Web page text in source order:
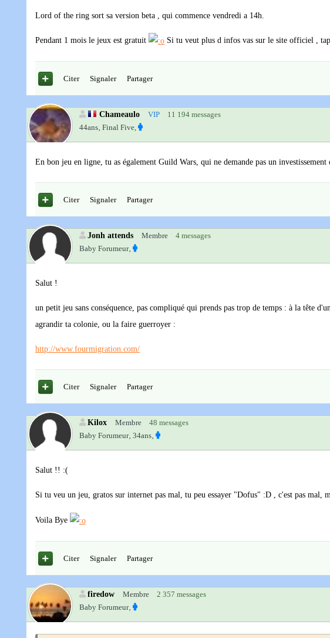
Lord of the ring sort sa version beta , qui commence vendredi a 14h.
Pendant 1 mois le jeux est gratuit Si tu veut plus d infos vas sur le site officiel ,
Citer Signaler Partager
Chameaulo VIP
11 194 messages
44ans‚ Final Five,
En bon jeu en ligne, tu as également Guild Wars, qui ne demande pas un
Citer Signaler Partager
Jonh attends Membre
4 messages
Baby Forumeur‚
Salut !
un petit jeu sans conséquence, pas compliqué qui prends pas trop de temps : à la tête
agrandir ta colonie, ou la faire guerroyer :
http://www.fourmigration.com/
Citer Signaler Partager
Kilox Membre
48 messages
Baby Forumeur‚ 34ans‚
Salut !! :(
Si tu veu un jeu, gratos sur internet pas mal, tu peu essayer "Dofus" :D , c'est pas mal,
Voila Bye
Citer Signaler Partager
firedow Membre
2 357 messages
Baby Forumeur‚